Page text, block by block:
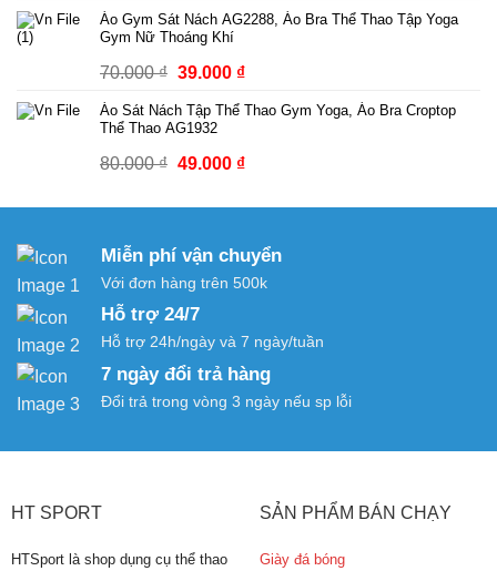
là:
70.000 ₫.
tại
39.000 ₫.
Áo Gym Sát Nách AG2288, Áo Bra Thể Thao Tập Yoga
Gym Nữ Thoáng Khí
70.000₫ Giá
là:
39.000 ₫Giá
tại
39.000 ₫.
Áo Sát Nách Tập Thể Thao Gym Yoga, Áo Bra Croptop
Thể Thao AG1932
80.000₫ Giá
là:
49.000 ₫Giá
tại
49.000 ₫.
Miễn phí vận chuyển
Với đơn hàng trên 500k
Hỗ trợ 24/7
Hỗ trợ 24h/ngày và 7 ngày/tuần
7 ngày đổi trả hàng
Đổi trả trong vòng 3 ngày nếu sp lỗi
HT SPORT
HTSport là shop dụng cụ thể thao
SẢN PHẨM BÁN CHẠY
Giày đá bóng